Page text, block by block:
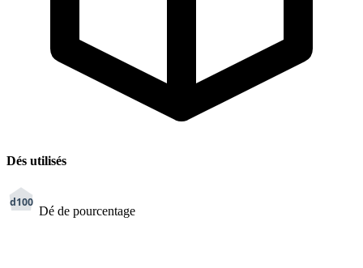
Dés utilisés
d100
Dé de pourcentage